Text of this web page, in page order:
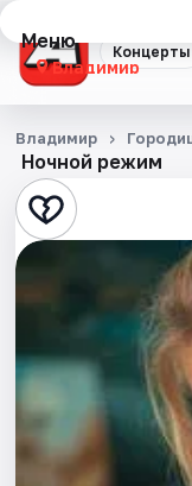
Концерты
Меню
Владимир
Концерты
Театр
Стендап
События
Города
Ночной режим
Владимир